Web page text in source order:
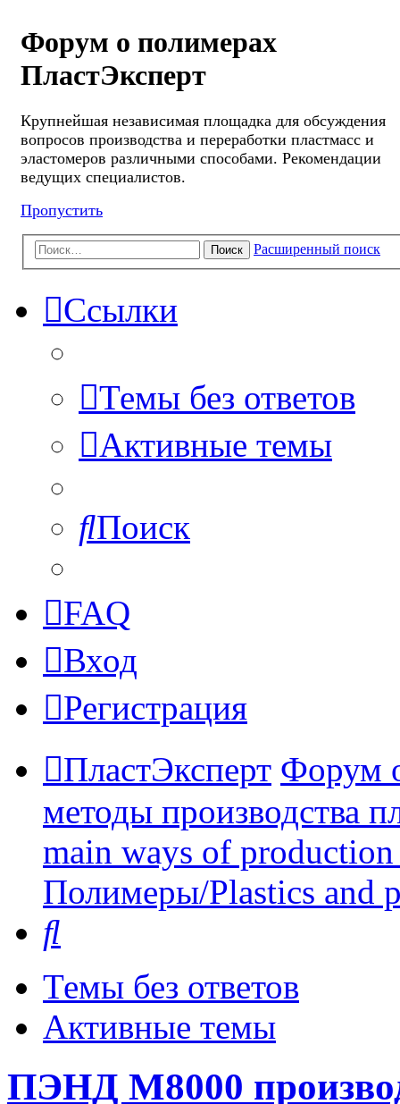
Форум о полимерах
ПластЭксперт
Крупнейшая независимая площадка для обсуждения
вопросов производства и переработки пластмасс и
эластомеров различными способами. Рекомендации
ведущих специалистов.
Пропустить
Поиск Расширенный поиск
Ссылки
Темы без ответов
Активные темы
Поиск
FAQ
Вход
Регистрация
ПластЭксперт Форум
методы производства
main ways of
Полимеры/Plastics and
Темы без ответов
Активные темы
ПЭНД М8000